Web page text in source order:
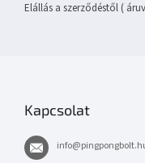
Elállás a szerződéstől (
Kapcsolat
info@